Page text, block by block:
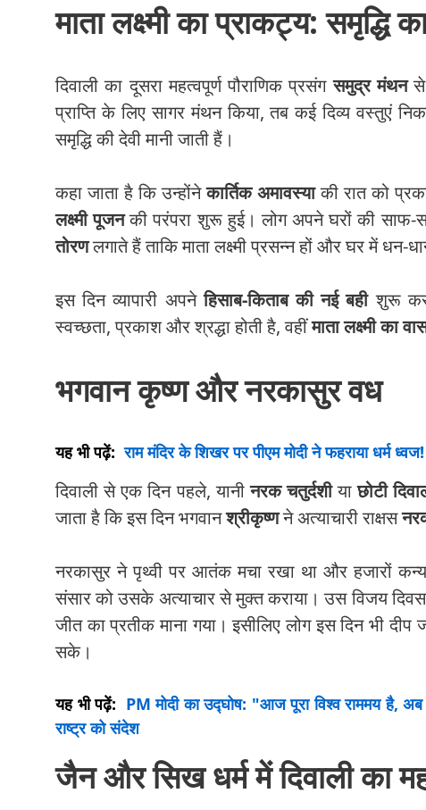
माता लक्ष्मी का प्राकट्य: समृद्धि
दिवाली का दूसरा महत्वपूर्ण पौराणिक प्रसंगसमुद्र मंथनसे
प्राप्ति के लिए सागर मंथन किया, तब कई दिव्य वस्तुएं
समृद्धि की देवी मानी जाती हैं।
कहा जाता है कि उन्होंनेकार्तिक अमावस्याकी रात को
लक्ष्मी पूजनकी परंपरा शुरू हुई। लोग अपने घरों की
तोरणलगाते हैं ताकि माता लक्ष्मी प्रसन्न हों और घर में धन-
इस दिन व्यापारी अपनेहिसाब-किताब की नई बहीशुरू
स्वच्छता, प्रकाश और श्रद्धा होती है, वहींमाता लक्ष्मी का
भगवान कृष्ण और नरकासुर वध
यह भी पढ़ें: राम मंदिर के शिखर पर पीएम मोदी ने फहराया धर्म
दिवाली से एक दिन पहले, यानीनरक चतुर्दशीयाछोटी
जाता है कि इस दिन भगवानश्रीकृष्णने अत्याचारी राक्षस
नरकासुर ने पृथ्वी पर आतंक मचा रखा था और हजारों
संसार को उसके अत्याचार से मुक्त कराया। उस विजय
जीत का प्रतीक माना गया। इसीलिए लोग इस दिन भी
सके।
यह भी पढ़ें: PM मोदी का उद्घोष: "आज पूरा विश्व राममय है,
राष्ट्र को संदेश
जैन और सिख धर्म में दिवाली का